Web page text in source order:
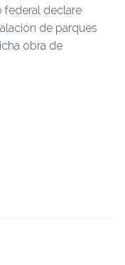
federal declare
de parques
obra de